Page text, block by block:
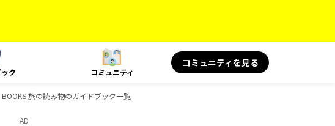
ク コミュニティ
コミュニティを見る
旅の読み物のガイドブック一覧
AD